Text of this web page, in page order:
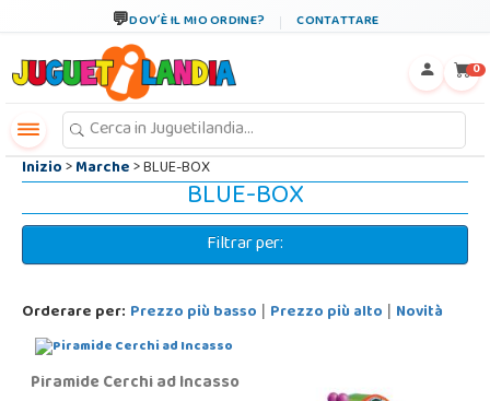
DOV´È IL MIO ORDINE? CONTATTARE
0
Inizio>Marche> BLUE-BOX
BLUE-BOX
Filtrar per:
Orderare per: Prezzo più basso | Prezzo più alto | Novità
Piramide Cerchi ad Incasso